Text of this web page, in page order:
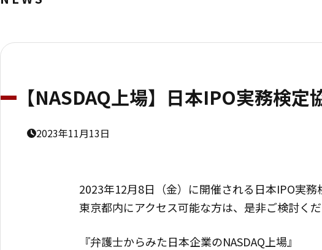
【NASDAQ上場】日本IPO実務検
2023年11月13日
2023年12月8日（金）に開催される日本IPO実
東京都内にアクセス可能な方は、是非ご検討く
『弁護士からみた日本企業のNASDAQ上場』